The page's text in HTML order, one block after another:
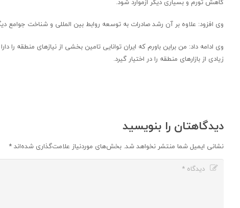
وی افزود: علاوه بر آن رشد صادرات به توسعه روابط بین المللی و شناخت جوامع
وی ادامه داد: من براین باورم که ایران توانایی تامین بخشی از نیازهای منطقه
زیادی از بازارهای منطقه را در اختیار گیرد.
دیدگاهتان را بنویسید
نشانی ایمیل شما منتشر نخواهد شد. بخش‌های موردنیاز علامت‌گذاری شده‌اند*